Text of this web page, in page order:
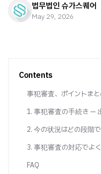
법무법인 슈가스퀘어
May 29, 2026
Contents
事犯審査、ポイントまと
1. 事犯審査の手続き —
2. 今の状況はどの段階
3. 事犯審査の対応でよ
FAQ